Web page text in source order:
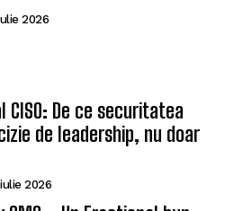
2026
CISO: De ce securitatea
de leadership, nu doar
2026